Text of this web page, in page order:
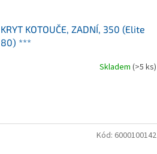
KRYT KOTOUČE, ZADNÍ, 350 (Elite
80) ***
Skladem (>5 ks)
Kód: 6000100142